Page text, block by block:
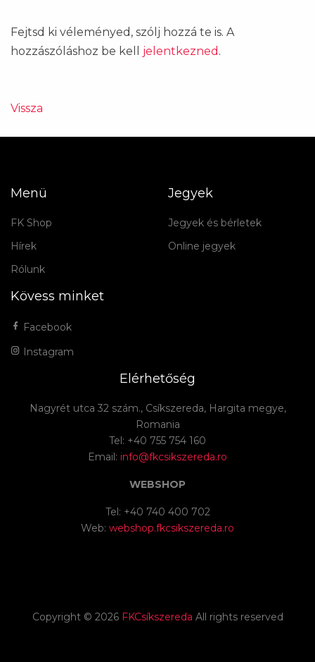
Fejtsd ki véleményed, szólj hozzá te is. A
hozzászóláshoz be kell jelentkezned .
Vissza
Menü
FK Shop
Hírek
Rólunk
Jegyek
Jegyek és bérletek
Online jegyek
Kövess minket
Facebook
Instagram
Elérhetőség
Nagyrét utca 32 szám., Csíkszereda, Hargita megye,
Romania
Tel: +40 755 754 160
Email: info@fkcsikszereda.ro
WEBSHOP
Tel: +40 740 400 702
Web: webshop.fkcsikszereda.ro
Copyright © 2026 FKCsíkszereda All rights reserved